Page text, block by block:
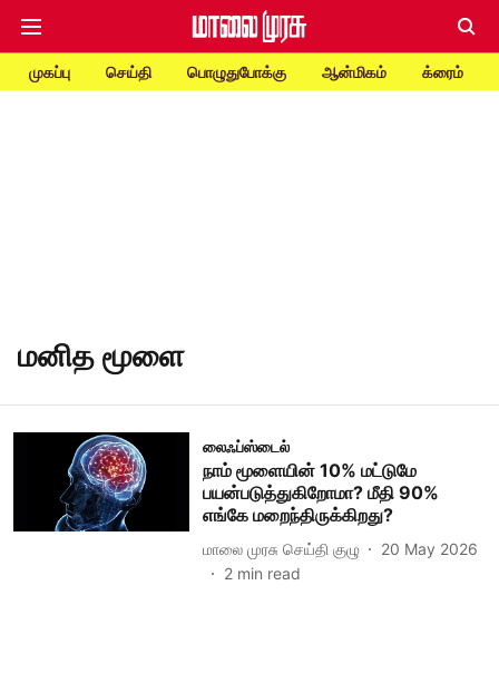
முகப்பு செய்தி பொழுதுபோக்கு ஆன்மிகம் க்ரைம்
மனித மூளை
லைஃப்ஸ்டைல்
நாம் மூளையின் 10% மட்டுமே
பயன்படுத்துகிறோமா? மீதி 90%
எங்கே மறைந்திருக்கிறது?
மாலை முரசு செய்தி குழு
20 May 2026
2 min read